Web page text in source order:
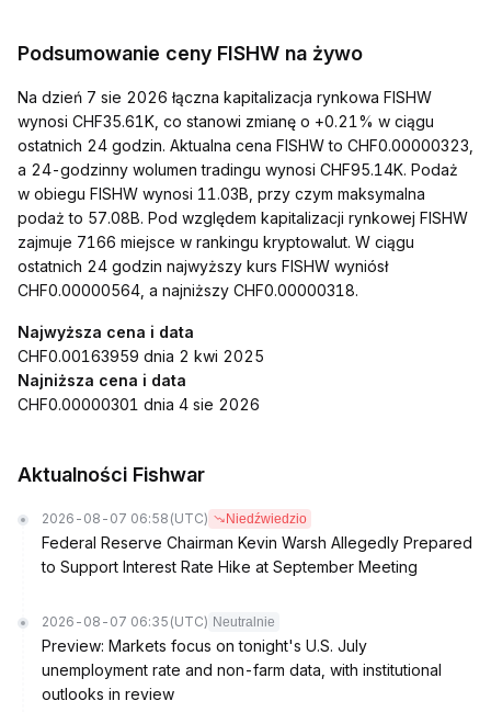
Podsumowanie ceny FISHW na żywo
Na dzień 7 sie 2026 łączna kapitalizacja rynkowa FISHW
wynosi CHF35.61K, co stanowi zmianę o +0.21% w ciągu
ostatnich 24 godzin. Aktualna cena FISHW to CHF0.00000323,
a 24-godzinny wolumen tradingu wynosi CHF95.14K. Podaż
w obiegu FISHW wynosi 11.03B, przy czym maksymalna
podaż to 57.08B. Pod względem kapitalizacji rynkowej FISHW
zajmuje 7166 miejsce w rankingu kryptowalut. W ciągu
ostatnich 24 godzin najwyższy kurs FISHW wyniósł
CHF0.00000564, a najniższy CHF0.00000318.
Najwyższa cena i data
CHF0.00163959 dnia 2 kwi 2025
Najniższa cena i data
CHF0.00000301 dnia 4 sie 2026
Aktualności Fishwar
2026-08-07 06:58 (UTC) Niedźwiedzio
Federal Reserve Chairman Kevin Warsh Allegedly Prepared
to Support Interest Rate Hike at September Meeting
2026-08-07 06:35 (UTC) Neutralnie
Preview: Markets focus on tonight's U.S. July
unemployment rate and non-farm data, with institutional
outlooks in review